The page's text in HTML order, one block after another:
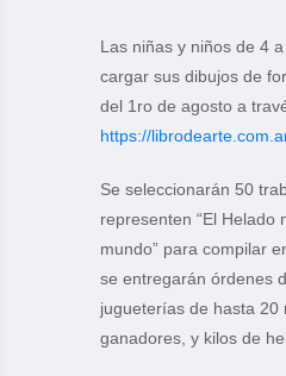
Las niñas y niños de 4
cargar sus dibujos de
del 1ro de agosto a
https://
Se seleccionarán 50
representen “El Helado
mundo” para compilar
se entregarán órdenes
jugueterías de hasta 20
ganadores, y kilos de